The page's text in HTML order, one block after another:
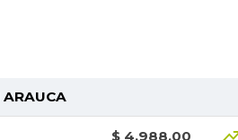
ARAUCA
$ 4.988,00